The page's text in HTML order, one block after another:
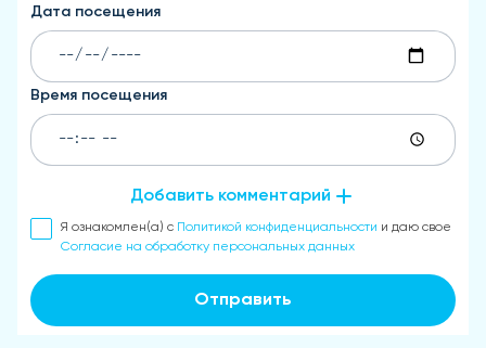
Дата посещения
Время посещения
Добавить комментарий
Я ознакомлен(а) с Политикой конфиденциальности и даю свое
Согласие на обработку персональных данных
Отправить